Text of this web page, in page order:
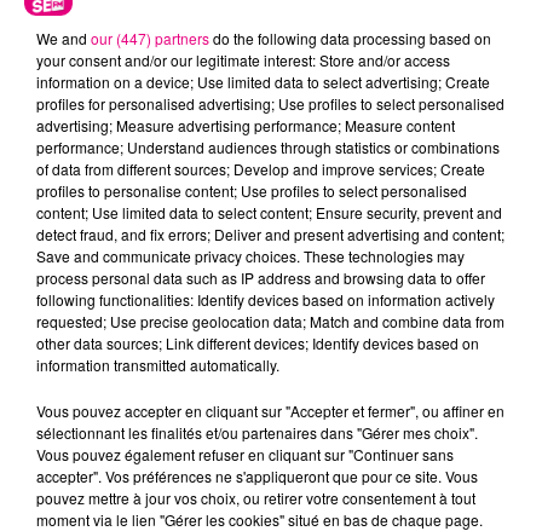
Cancer Lion Vierge
Balance Scorpion
We and our (447) partnersdo the following data processing based on
your consent and/or our legitimate interest: Store and/or access
information on a device; Use limited data to select advertising; Create
profiles for personalised advertising; Use profiles to select personalised
advertising; Measure advertising performance; Measure content
performance; Understand audiences through statistics or combinations
of data from different sources; Develop and improve services; Create
profiles to personalise content; Use profiles to select personalised
content; Use limited data to select content; Ensure security, prevent and
detect fraud, and fix errors; Deliver and present advertising and content;
Save and communicate privacy choices. These technologies may
process personal data such as IP address and browsing data to offer
following functionalities: Identify devices based on information actively
requested; Use precise geolocation data; Match and combine data from
other data sources; Link different devices; Identify devices based on
information transmitted automatically.
Vous pouvez accepter en cliquant sur "Accepter et fermer", ou affiner en
sélectionnant les finalités et/ou partenaires dans "Gérer mes choix".
Vous pouvez également refuser en cliquant sur "Continuer sans
accepter". Vos préférences ne s'appliqueront que pour ce site. Vous
pouvez mettre à jour vos choix, ou retirer votre consentement à tout
moment via le lien "Gérer les cookies" situé en bas de chaque page.